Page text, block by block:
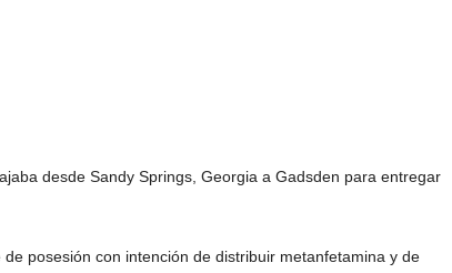
desde Sandy Springs, Georgia a Gadsden para entregar
posesión con intención de distribuir metanfetamina y de